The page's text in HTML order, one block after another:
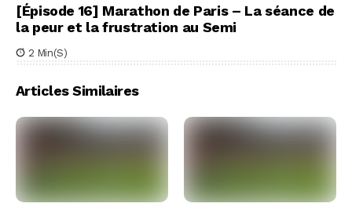
[Épisode 16] Marathon de Paris – La séance de
la peur et la frustration au Semi
2 Min(s)
Articles Similaires